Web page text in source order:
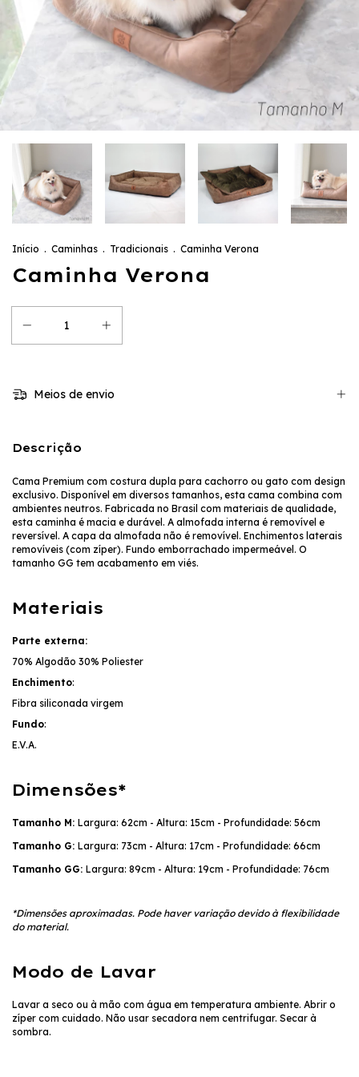
Início . Caminhas . Tradicionais . Caminha Verona
Caminha Verona
Meios de envio
Descrição
Cama Premium com costura dupla para cachorro ou gato com design
exclusivo. Disponível em diversos tamanhos, esta cama combina com
ambientes neutros. Fabricada no Brasil com materiais de qualidade,
esta caminha é macia e durável. A almofada interna é removível e
reversível. A capa da almofada não é removível. Enchimentos laterais
removíveis (com zíper). Fundo emborrachado impermeável. O
tamanho GG tem acabamento em viés.
Materiais
Parte externa:
70% Algodão 30% Poliester
Enchimento:
Fibra siliconada virgem
Fundo:
E.V.A.
Dimensões*
Tamanho M: Largura: 62cm - Altura: 15cm - Profundidade: 56cm
Tamanho G: Largura: 73cm - Altura: 17cm - Profundidade: 66cm
Tamanho GG: Largura: 89cm - Altura: 19cm - Profundidade: 76cm
*Dimensões aproximadas. Pode haver variação devido à flexibilidade
do material.
Modo de Lavar
Lavar a seco ou à mão com água em temperatura ambiente. Abrir o
zíper com cuidado. Não usar secadora nem centrifugar. Secar à
sombra.